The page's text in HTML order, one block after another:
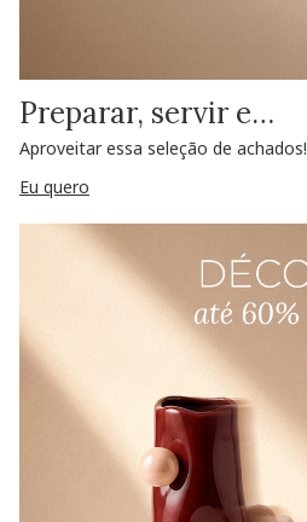
Preparar, servir e…
Aproveitar essa seleção de achados!
Eu quero